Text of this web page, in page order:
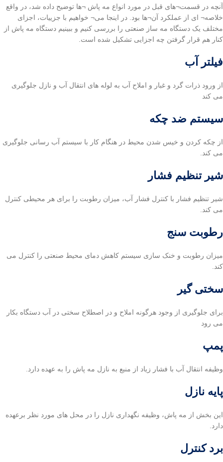
آنچه در قسمت¬های قبل در مورد انواع مه پاش ¬ها توضیح داده شد، در واقع
خلاصه¬ ای از عملکرد آن¬ها بود. در اینجا می¬ خواهیم با جزییات، اجزای
مختلف یک دستگاه مه ساز صنعتی را بررسی کنیم و ببینیم دستگاه مه پاش از
کنار هم قرار گرفتن چه اجزایی تشکیل شده است.
فیلتر آب
از ورود ذرات گرد و غبار و املاح آب به لوله های انتقال آب و نازل جلوگیری
می کند
سیستم ضد چکه
از چکه کردن و خیس شدن محیط در هنگام کار با سیستم آب رسانی جلوگیری
می کند.
شیر تنظیم فشار
شیر تنظیم فشار با کنترل فشار آب، میزان رطوبت را برای هر محیطی کنترل
می کند.
رطوبت سنج
میزان رطوبت و خنک سازی سیستم کاهش دمای محیط صنعتی را کنترل می
کند.
سختی گیر
برای جلوگیری از وجود هرگونه املاح و در اصطلاح سختی در آب دستگاه بکار
می رود
پمپ
وظیفه انتقال آب با فشار زیاد از منبع به نازل مه پاش را به عهده دارد.
پایه نازل
این بخش از مه پاش، وظیفه نگهداری نازل را در محل های مورد نظر برعهده
دارد.
برد کنترل